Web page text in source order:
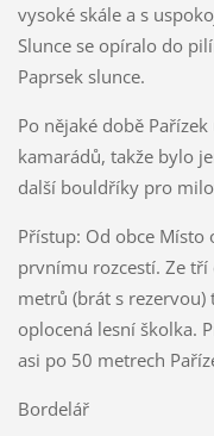
vysoké skále a s
Slunce se opíralo do
Paprsek slunce.
Po nějaké době
kamarádů, takže bylo
další bouldříky pro
Přístup: Od obce Místo
prvnímu rozcestí. Ze tří
metrů (brát s rezervou)
oplocená lesní školka.
asi po 50 metrech
Bordelář